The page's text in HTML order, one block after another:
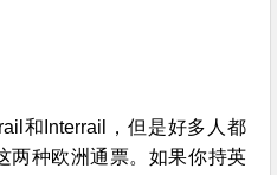
和Interrail，但是好多人都
两种欧洲通票。如果你持英